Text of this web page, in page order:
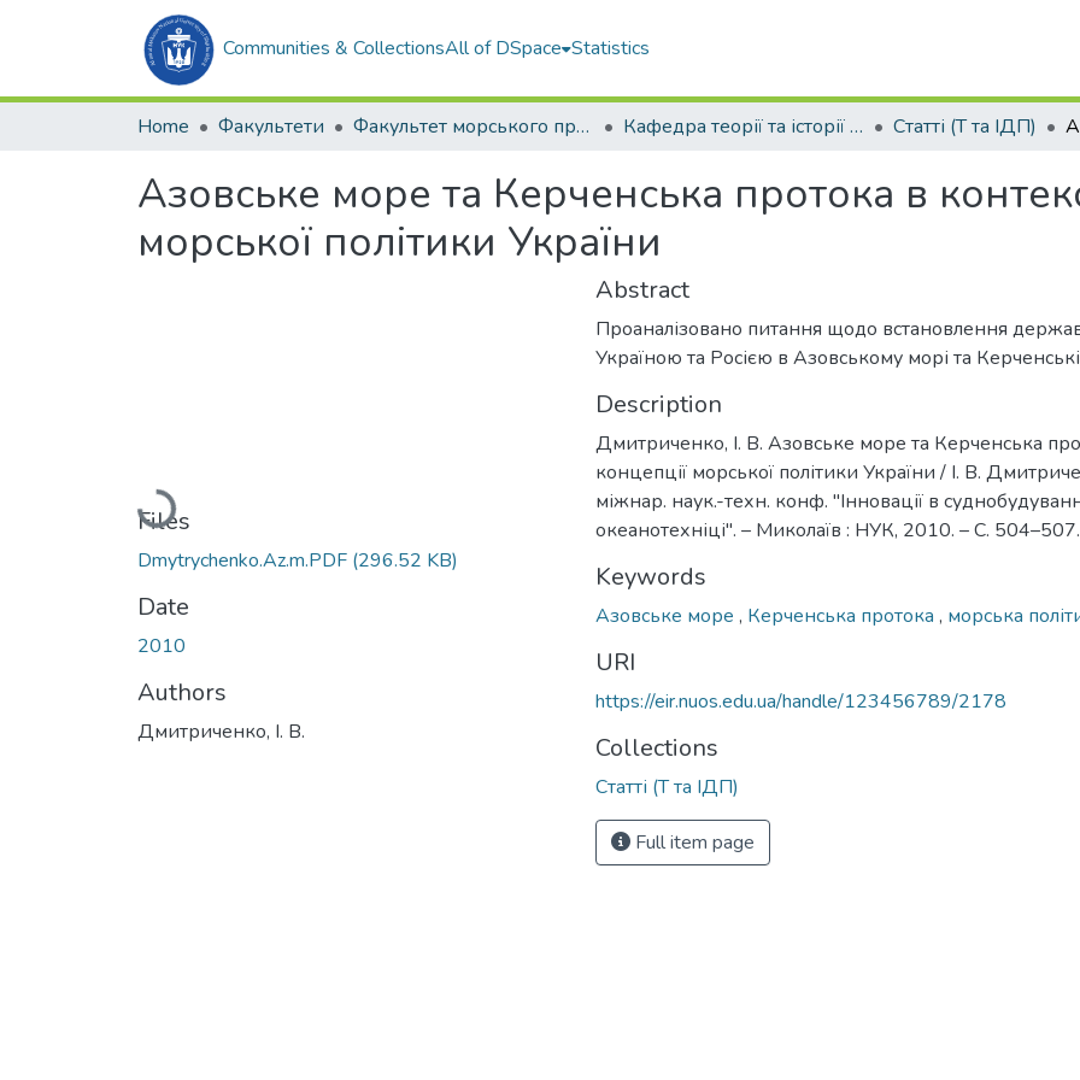
Communities & CollectionsAll of DSpace Statistics
Home Факультети Факультет морського права (ФМП) Кафедра теорії та історії держави та права (Т та ІДП) Статті (Т та ІДП)
Азовське море та Керченська протока в
морської політики України
Loading...
Files
Dmytrychenko.Az.m.PDF (296.52 KB)
Date
2010
Authors
Дмитриченко, І. В.
Abstract
Проаналізовано питання щодо встановлення
Україною та Росією в Азовському морі та
Description
Дмитриченко, І. В. Азовське море та Керченська
концепції морської політики України / І. В.
міжнар. наук.-техн. конф. "Інновації в
океанотехніці". – Миколаїв : НУК, 2010. – С. 504–507.
Keywords
Азовське море , Керченська протока , морська
URI
https://eir.nuos.edu.ua/handle/123456789/2178
Collections
Статті (Т та ІДП)
Full item page